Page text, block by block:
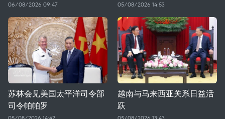
06/08/2026 09:47 05/08/2026 14:53
苏林会见美国太平洋司令部
司令帕帕罗
越南与马来西亚关系日益活
跃